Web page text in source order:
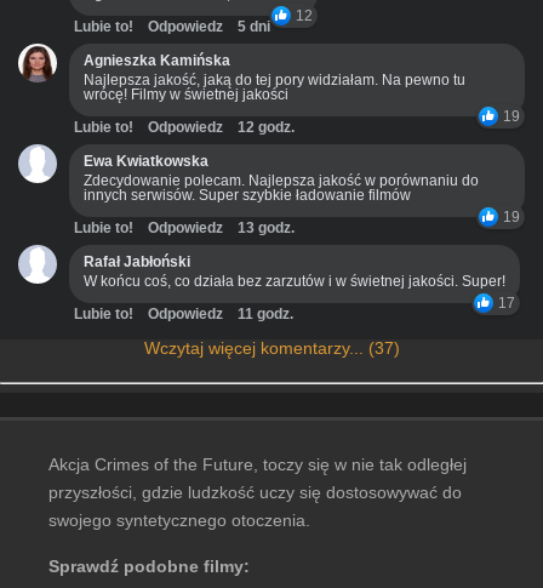
12
Lubie to! Odpowiedz
5 dni
Agnieszka Kamińska
Najlepsza jakość, jaką do tej pory widziałam. Na pewno tu
wrócę! Filmy w świetnej jakości
19
Lubie to! Odpowiedz
12 godz.
Ewa Kwiatkowska
Zdecydowanie polecam. Najlepsza jakość w porównaniu do
innych serwisów. Super szybkie ładowanie filmów
19
Lubie to! Odpowiedz
13 godz.
Rafał Jabłoński
W końcu coś, co działa bez zarzutów i w świetnej jakości. Super!
17
Lubie to! Odpowiedz 11 godz.
Wczytaj więcej komentarzy... (37)
Akcja Crimes of the Future, toczy się w nie tak odległej
przyszłości, gdzie ludzkość uczy się dostosowywać do
swojego syntetycznego otoczenia.
Sprawdź podobne filmy: